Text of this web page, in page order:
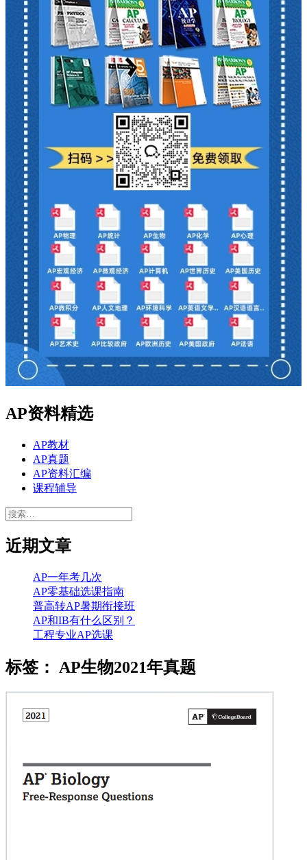
AP资料精选
AP教材
AP真题
AP资料汇编
课程辅导
搜
近期文章
AP一年考几次
AP零基础选课指南
普高转AP暑期衔接班
AP和IB有什么区别？
工程专业AP选课
标签： AP生物2021年真题